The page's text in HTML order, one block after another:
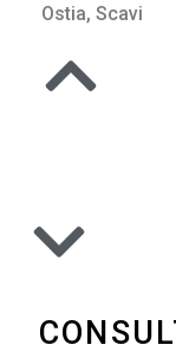
Ostia, Scavi